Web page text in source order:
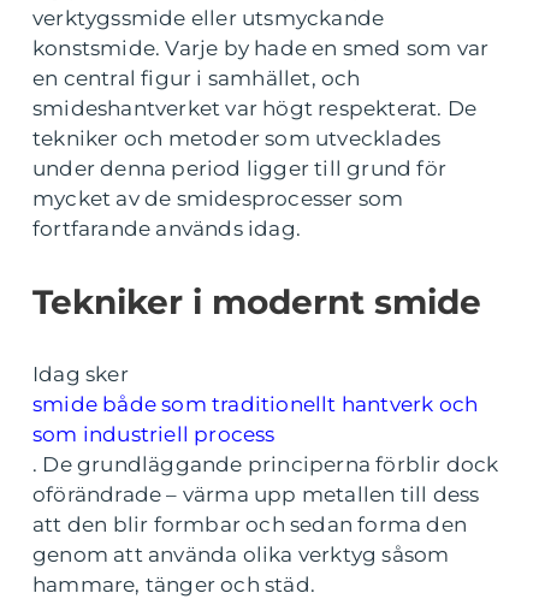
verktygssmide eller utsmyckande
konstsmide. Varje by hade en smed som var
en central figur i samhället, och
smideshantverket var högt respekterat. De
tekniker och metoder som utvecklades
under denna period ligger till grund för
mycket av de smidesprocesser som
fortfarande används idag.
Tekniker i modernt smide
Idag sker
smide både som traditionellt hantverk och
som industriell process
. De grundläggande principerna förblir dock
oförändrade – värma upp metallen till dess
att den blir formbar och sedan forma den
genom att använda olika verktyg såsom
hammare, tänger och städ.